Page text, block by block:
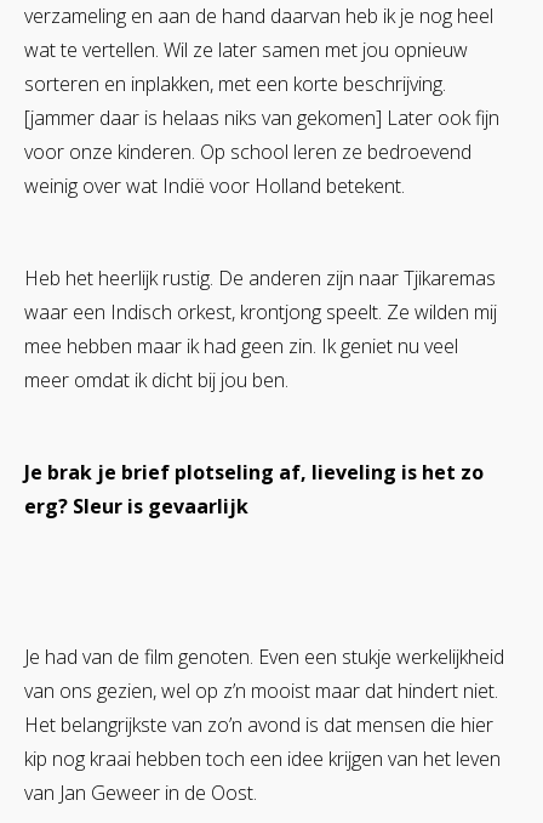
verzameling en aan de hand daarvan heb ik je nog heel
wat te vertellen. Wil ze later samen met jou opnieuw
sorteren en inplakken, met een korte beschrijving.
[jammer daar is helaas niks van gekomen] Later ook fijn
voor onze kinderen. Op school leren ze bedroevend
weinig over wat Indië voor Holland betekent.
Heb het heerlijk rustig. De anderen zijn naar Tjikaremas
waar een Indisch orkest, krontjong speelt. Ze wilden mij
mee hebben maar ik had geen zin. Ik geniet nu veel
meer omdat ik dicht bij jou ben.
Je brak je brief plotseling af, lieveling is het zo
erg? Sleur is gevaarlijk
Je had van de film genoten. Even een stukje werkelijkheid
van ons gezien, wel op z’n mooist maar dat hindert niet.
Het belangrijkste van zo’n avond is dat mensen die hier
kip nog kraai hebben toch een idee krijgen van het leven
van Jan Geweer in de Oost.